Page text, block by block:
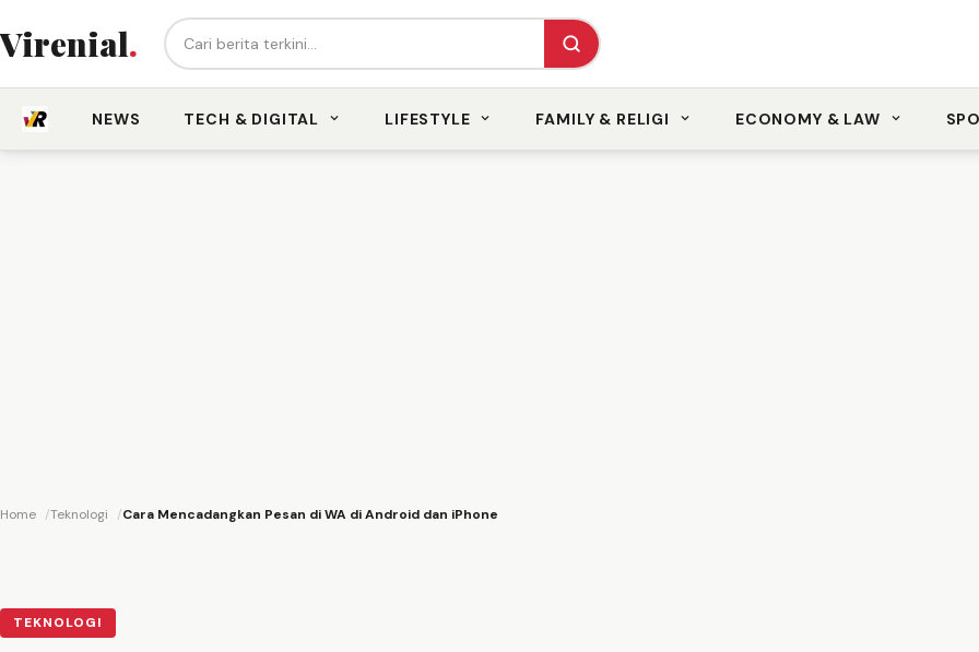
Virenial. Cari berita...
NEWS TECH & DIGITAL LIFESTYLE FAMILY & RELIGI ECONOMY & LAW
Home Teknologi Cara Mencadangkan Pesan di WA di Android dan iPhone
TEKNOLOGI